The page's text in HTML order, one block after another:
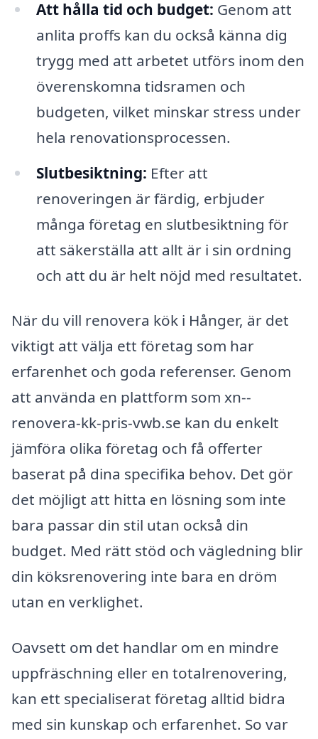
Att hålla tid och budget: Genom att
anlita proffs kan du också känna dig
trygg med att arbetet utförs inom den
överenskomna tidsramen och
budgeten, vilket minskar stress under
hela renovationsprocessen.
Slutbesiktning: Efter att
renoveringen är färdig, erbjuder
många företag en slutbesiktning för
att säkerställa att allt är i sin ordning
och att du är helt nöjd med resultatet.
När du vill renovera kök i Hånger, är det
viktigt att välja ett företag som har
erfarenhet och goda referenser. Genom
att använda en plattform som xn--
renovera-kk-pris-vwb.se kan du enkelt
jämföra olika företag och få offerter
baserat på dina specifika behov. Det gör
det möjligt att hitta en lösning som inte
bara passar din stil utan också din
budget. Med rätt stöd och vägledning blir
din köksrenovering inte bara en dröm
utan en verklighet.
Oavsett om det handlar om en mindre
uppfräschning eller en totalrenovering,
kan ett specialiserat företag alltid bidra
med sin kunskap och erfarenhet. So var